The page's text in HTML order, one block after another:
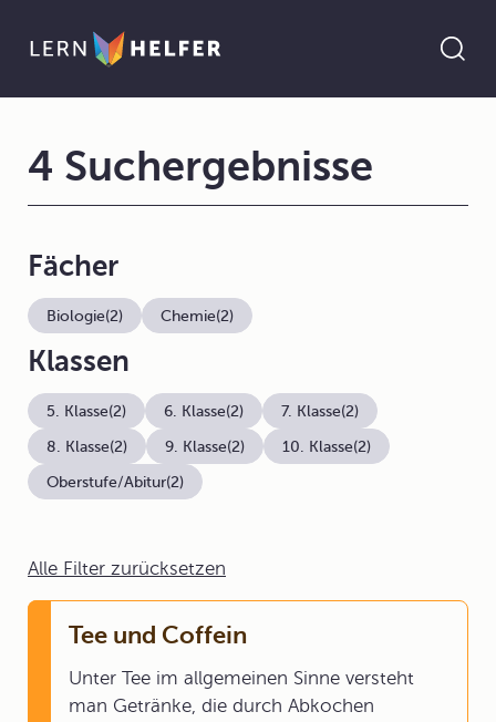
Alle Filter zurücksetzen
Tee und Coffein
Unter Tee im allgemeinen Sinne versteht
man Getränke, die durch Abkochen
4 Suchergebnisse
Fächer
Biologie(2) Chemie(2)
Klassen
5. Klasse(2) 6. Klasse(2) 7. Klasse(2)
8. Klasse(2) 9. Klasse(2) 10. Klasse(2)
Oberstufe/Abitur(2)